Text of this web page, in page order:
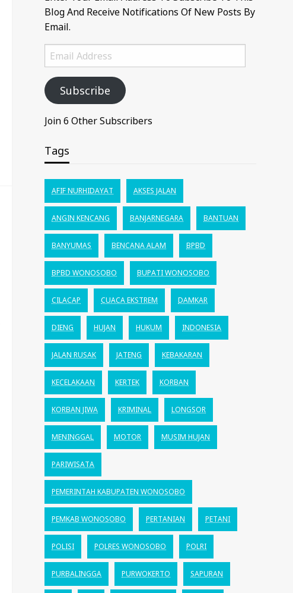
Blog And Receive Notifications Of New Posts By
Email.
Email
Address
Subscribe
Join 6 Other Subscribers
Tags
AFIF NURHIDAYAT AKSES JALAN
ANGIN KENCANG BANJARNEGARA BANTUAN
BANYUMAS BENCANA ALAM BPBD
BPBD WONOSOBO BUPATI WONOSOBO
CILACAP CUACA EKSTREM DAMKAR
DIENG HUJAN HUKUM INDONESIA
JALAN RUSAK JATENG KEBAKARAN
KECELAKAAN KERTEK KORBAN
KORBAN JIWA KRIMINAL LONGSOR
MENINGGAL MOTOR MUSIM HUJAN
PARIWISATA
PEMERINTAH KABUPATEN WONOSOBO
PEMKAB WONOSOBO PERTANIAN PETANI
POLISI POLRES WONOSOBO POLRI
PURBALINGGA PURWOKERTO SAPURAN